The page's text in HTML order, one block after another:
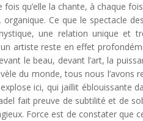
fois qu’elle la chante, à chaque
Ce que le spectacle
une relation unique et
artiste reste en effet
le beau, devant l’art, la
du monde, tous nous l’avons
ici, qui jaillit éblouissante
fait preuve de subtilité et de
Force est de constater que